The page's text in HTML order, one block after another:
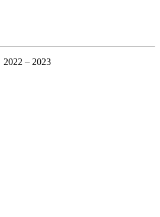
2022 – 2023